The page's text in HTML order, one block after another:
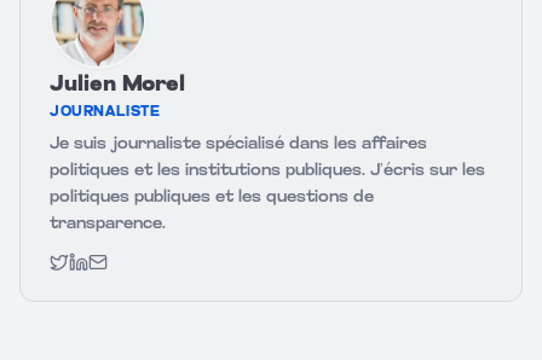
Julien Morel
JOURNALISTE
Je suis journaliste spécialisé dans les affaires
politiques et les institutions publiques. J’écris sur les
politiques publiques et les questions de
transparence.